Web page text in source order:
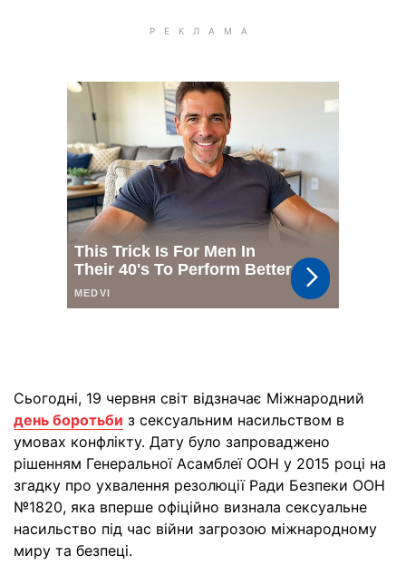
Сьогодні, 19 червня світ відзначає Міжнародний
день боротьби з сексуальним насильством в
умовах конфлікту. Дату було запроваджено
рішенням Генеральної Асамблеї ООН у 2015 році на
згадку про ухвалення резолюції Ради Безпеки ООН
№1820, яка вперше офіційно визнала сексуальне
насильство під час війни загрозою міжнародному
миру та безпеці.